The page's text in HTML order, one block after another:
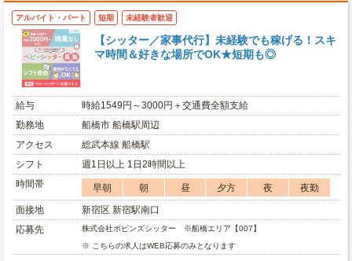
アルバイト・パート 短期 未経験者歓迎
【シッター／家事代行】未経験でも稼げる！スキ
マ時間＆好きな場所でOK★短期も◎
給与
時給1549円～3000円＋交通費全額支給
勤務地
船橋市 船橋駅周辺
アクセス
総武本線 船橋駅
シフト
週1日以上 1日2時間以上
時間帯
早朝 朝 昼 夕方 夜
夜勤
面接地
新宿区 新宿駅南口
応募先
株式会社ポピンズシッター ※船橋エリア【007】
※ こちらの求人はWEB応募のみとなります